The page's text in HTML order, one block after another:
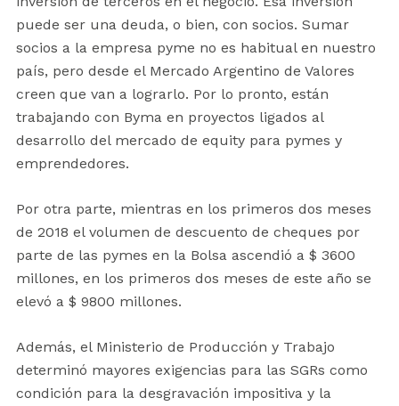
puede ser una deuda, o bien, con socios. Sumar
socios a la empresa pyme no es habitual en nuestro
país, pero desde el Mercado Argentino de Valores
creen que van a lograrlo. Por lo pronto, están
trabajando con Byma en proyectos ligados al
desarrollo del mercado de equity para pymes y
emprendedores.
Por otra parte, mientras en los primeros dos meses
de 2018 el volumen de descuento de cheques por
parte de las pymes en la Bolsa ascendió a $ 3600
millones, en los primeros dos meses de este año se
elevó a $ 9800 millones.
Además, el Ministerio de Producción y Trabajo
determinó mayores exigencias para las SGRs como
condición para la desgravación impositiva y la